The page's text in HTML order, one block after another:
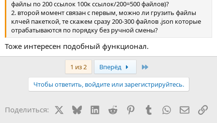
файлы по 200 ссылок 100к ссылок/200=500 файлов)?
2. второй момент связан с первым, можно ли грузить файлы
клчей пакеткой, те скажем сразу 200-300 файлов .json которые
отрабатываются по порядку без ручной смены?
Тоже интересен подобный функционал.
1 из 2 Вперёд
Чтобы ответить, войдите или зарегистрируйтесь.
Поделиться: BlueskyLinkedIn
Reddit PinterestTumblr WhatsApp